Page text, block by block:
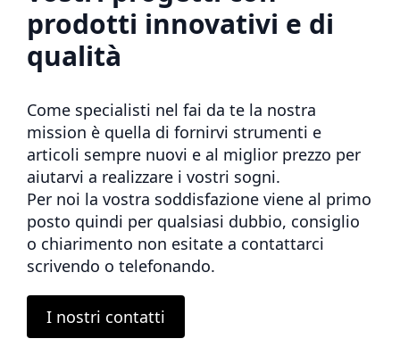
prodotti innovativi e di
qualità
Come specialisti nel fai da te la nostra
mission è quella di fornirvi strumenti e
articoli sempre nuovi e al miglior prezzo per
aiutarvi a realizzare i vostri sogni.
Per noi la vostra soddisfazione viene al primo
posto quindi per qualsiasi dubbio, consiglio
o chiarimento non esitate a contattarci
scrivendo o telefonando.
I nostri contatti